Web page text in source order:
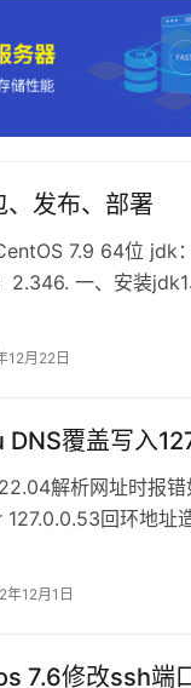
发布、部署
7.9 64位 jdk
2.346. 一、安装
。 2、执行 ja…
12月22日
覆盖写入
解析网址时报
回环地址
选做)，修改完后
年12月1日
7.6修改ssh端